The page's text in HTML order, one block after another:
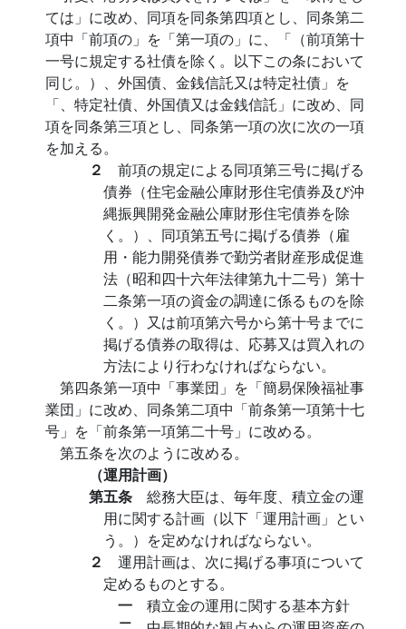
ては」に改め、同項を同条第四項とし、同条第二
項中「前項の」を「第一項の」に、「（前項第十
一号に規定する社債を除く。以下この条において
同じ。）、外国債、金銭信託又は特定社債」を
「、特定社債、外国債又は金銭信託」に改め、同
項を同条第三項とし、同条第一項の次に次の一項
を加える。
２ 前項の規定による同項第三号に掲げる
債券（住宅金融公庫財形住宅債券及び沖
縄振興開発金融公庫財形住宅債券を除
く。）、同項第五号に掲げる債券（雇
用・能力開発債券で勤労者財産形成促進
法（昭和四十六年法律第九十二号）第十
二条第一項の資金の調達に係るものを除
く。）又は前項第六号から第十号までに
掲げる債券の取得は、応募又は買入れの
方法により行わなければならない。
第四条第一項中「事業団」を「簡易保険福祉事
業団」に改め、同条第二項中「前条第一項第十七
号」を「前条第一項第二十号」に改める。
第五条を次のように改める。
（運用計画）
第五条 総務大臣は、毎年度、積立金の運
用に関する計画（以下「運用計画」とい
う。）を定めなければならない。
２ 運用計画は、次に掲げる事項について
定めるものとする。
一 積立金の運用に関する基本方針